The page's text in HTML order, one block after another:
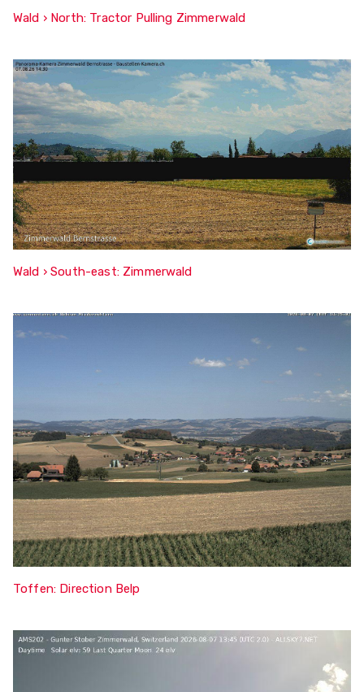
Wald › North: Tractor Pulling Zimmerwald
Wald › South-east: Zimmerwald
Toffen: Direction Belp